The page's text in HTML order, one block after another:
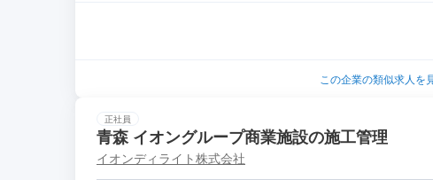
この企業の類似求人を
正社員
青森 イオングループ商業施設の施工管理
イオンディライト株式会社